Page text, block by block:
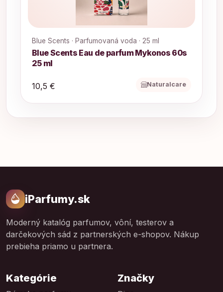
Blue Scents · Parfumovaná voda · 25 ml
Blue Scents Eau de parfum Mykonos 60s
25 ml
10,5 € Naturalcare
iParfumy.sk
Moderný katalóg parfumov, vôní, testerov a
darčekových sád z partnerských e-shopov. Nákup
prebieha priamo u partnera.
Kategórie Značky